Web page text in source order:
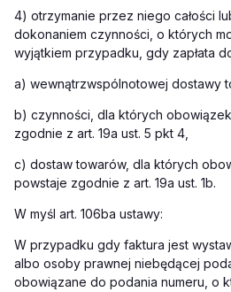
4) otrzymanie przez niego całości
dokonaniem czynności, o których
wyjątkiem przypadku, gdy zapłata
a) wewnątrzwspólnotowej dostawy
b) czynności, dla których
zgodnie z art. 19a ust. 5 pkt 4,
c) dostaw towarów, dla których
powstaje zgodnie z art. 19a ust. 1b.
W myśl art. 106ba ustawy:
W przypadku gdy faktura jest
albo osoby prawnej niebędącej
obowiązane do podania numeru, o